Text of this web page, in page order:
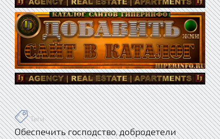
Теги
Обеспечить господство,добродетели